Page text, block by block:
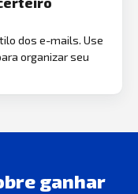
dos e-mails. Use
organizar seu
ganhar